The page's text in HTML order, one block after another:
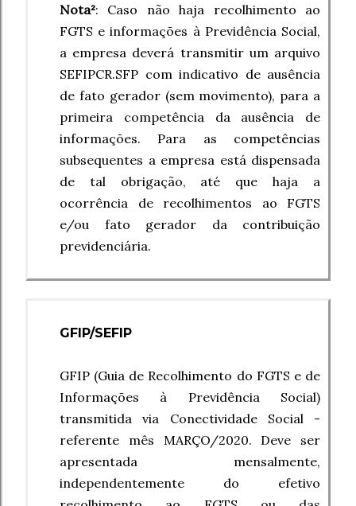
Nota²: Caso não haja recolhimento ao
FGTS e informações à Previdência Social,
a empresa deverá transmitir um arquivo
SEFIPCR.SFP com indicativo de ausência
de fato gerador (sem movimento), para a
primeira competência da ausência de
informações. Para as competências
subsequentes a empresa está dispensada
de tal obrigação, até que haja a
ocorrência de recolhimentos ao FGTS
e/ou fato gerador da contribuição
previdenciária.
GFIP/SEFIP
GFIP (Guia de Recolhimento do FGTS e de
Informações à Previdência Social)
transmitida via Conectividade Social -
referente mês MARÇO/2020. Deve ser
apresentada mensalmente,
independentemente do efetivo